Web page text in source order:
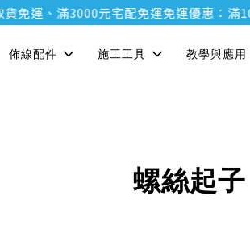
免運、滿3000元宅配免運免運優惠：滿
佈線配件 施工工具 教學與應用
螺絲起子